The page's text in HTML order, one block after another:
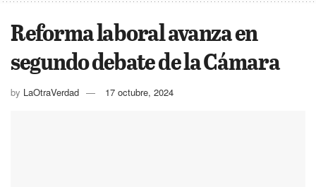
Reforma laboral avanza en
segundo debate de la Cámara
by LaOtraVerdad 17 octubre, 2024